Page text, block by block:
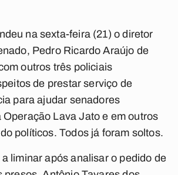
na sexta-feira (21) o diretor
Pedro Ricardo Araújo de
outros três policiais
de prestar serviço de
para ajudar senadores
Operação Lava Jato e em outros
políticos. Todos já foram soltos.
liminar após analisar o pedido de